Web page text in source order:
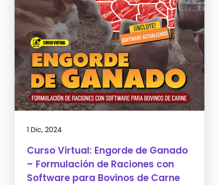
1 Dic, 2024
Curso Virtual: Engorde de Ganado
– Formulación de Raciones con
Software para Bovinos de Carne